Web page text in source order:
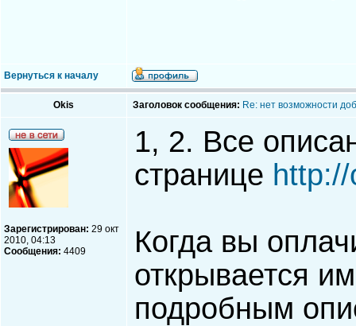
Вернуться к началу
Okis Заголовок сообщения: Re: нет возможности
Зарегистрирован: 29 окт
2010, 04:13
Сообщения: 4409
1, 2. Все
странице
Когда вы
открывается
подробным